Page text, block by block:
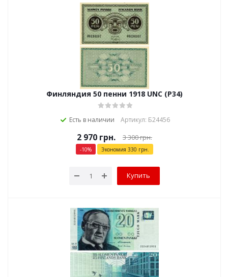
Финляндия 50 пенни 1918 UNC (P34)
Есть в наличии Артикул: Б24456
2 970 грн. 3 300грн.
-10% Экономия 330 грн.
Купить